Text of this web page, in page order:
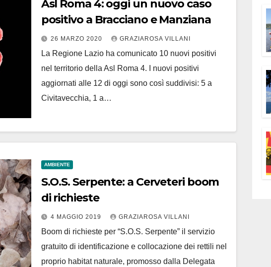
Asl Roma 4: oggi un nuovo caso
positivo a Bracciano e Manziana
26 MARZO 2020 GRAZIAROSA VILLANI
La Regione Lazio ha comunicato 10 nuovi positivi
nel territorio della Asl Roma 4. I nuovi positivi
aggiornati alle 12 di oggi sono così suddivisi: 5 a
Civitavecchia, 1 a…
AMBIENTE
S.O.S. Serpente: a Cerveteri boom
di richieste
4 MAGGIO 2019 GRAZIAROSA VILLANI
Boom di richieste per “S.O.S. Serpente” il servizio
gratuito di identificazione e collocazione dei rettili nel
proprio habitat naturale, promosso dalla Delegata